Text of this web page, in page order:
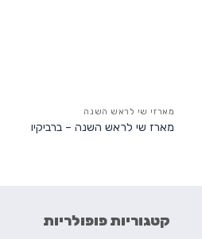
מארזי שי לראש השנה
מארז שי לראש השנה – ברביקיו
קטגוריות פופולריות